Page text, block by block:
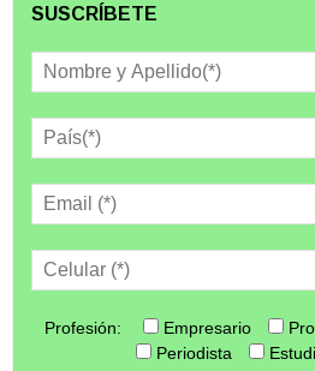
SUSCRÍBETE
Profesión: Empresario
Periodista